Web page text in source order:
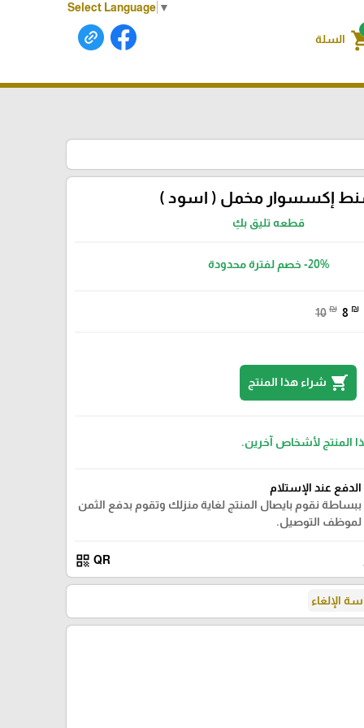
Select Language ▼
السلة
إكسسوار مخمل ( اسود )
قطعه تليق بكِ
-20% خصم لفترة محدودة
10 ₪ 8 ₪
shopping_cart شراء هذا المنتج
المنتج لأشخاص آخرين.
الدفع عند الإستلام
ببساطة نقوم بايصال المنتج لغاية منزلك وتقوم بدفع الثمن
لموظف التوصيل.
QR
qr_code
الإلغاء